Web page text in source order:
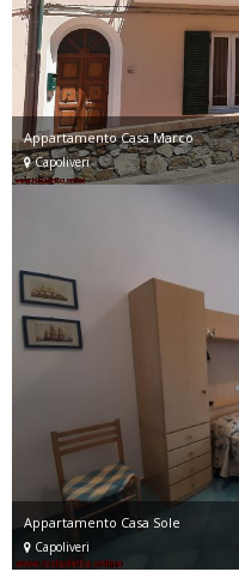
Appartamento Casa Marco
Capoliveri
Appartamento Casa Sole
Capoliveri